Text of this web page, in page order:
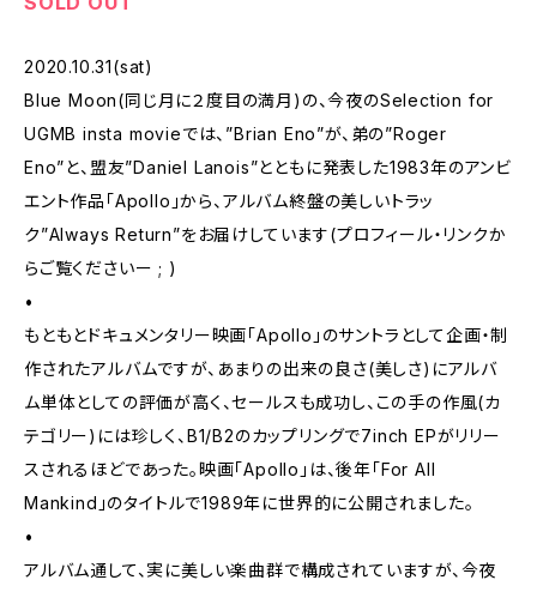
2020.10.31(sat)
Blue Moon(同じ月に２度目の満月)の、今夜のSelection for
UGMB insta movieでは、”Brian Eno”が、弟の”Roger
Eno”と、盟友”Daniel Lanois”とともに発表した1983年のアンビ
エント作品「Apollo」から、アルバム終盤の美しいトラッ
ク”Always Return”をお届けしています(プロフィール・リンクか
らご覧くださいー ; )
•
もともとドキュメンタリー映画「Apollo」のサントラとして企画・制
作されたアルバムですが、あまりの出来の良さ(美しさ)にアルバ
ム単体としての評価が高く、セールスも成功し、この手の作風(カ
テゴリー)には珍しく、B1/B2のカップリングで7inch EPがリリー
スされるほどであった。映画「Apollo」は、後年「For All
Mankind」のタイトルで1989年に世界的に公開されました。
•
アルバム通して、実に美しい楽曲群で構成されていますが、今夜